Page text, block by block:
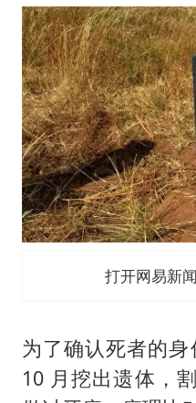
打开网易新
为了确认死者的
10 月挖出遗体，